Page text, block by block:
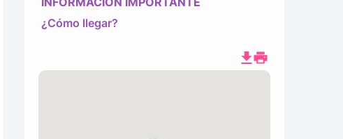
¿Cómo llegar?